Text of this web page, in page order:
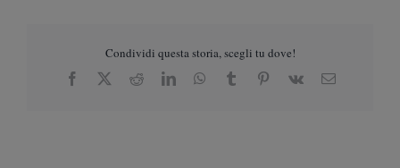
Condividi questa storia, scegli tu dove!
Facebook RedditLinkedInWhatsApp
Tumblr Pinterest
Vk Email